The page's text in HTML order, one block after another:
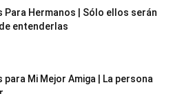
Para Hermanos | Sólo ellos serán
entenderlas
para Mi Mejor Amiga | La persona